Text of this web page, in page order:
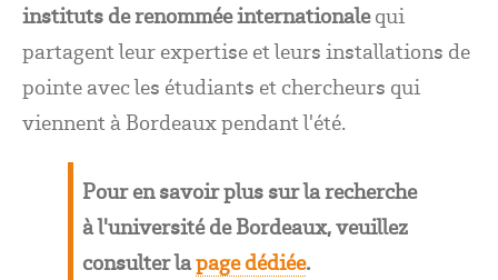
instituts de renommée internationalequi
partagent leur expertise et leurs installations de
pointe avec les étudiants et chercheurs qui
viennent à Bordeaux pendant l'été.
Pour en savoir plus sur la recherche
à l'université de Bordeaux, veuillez
consulter lapage dédiée.